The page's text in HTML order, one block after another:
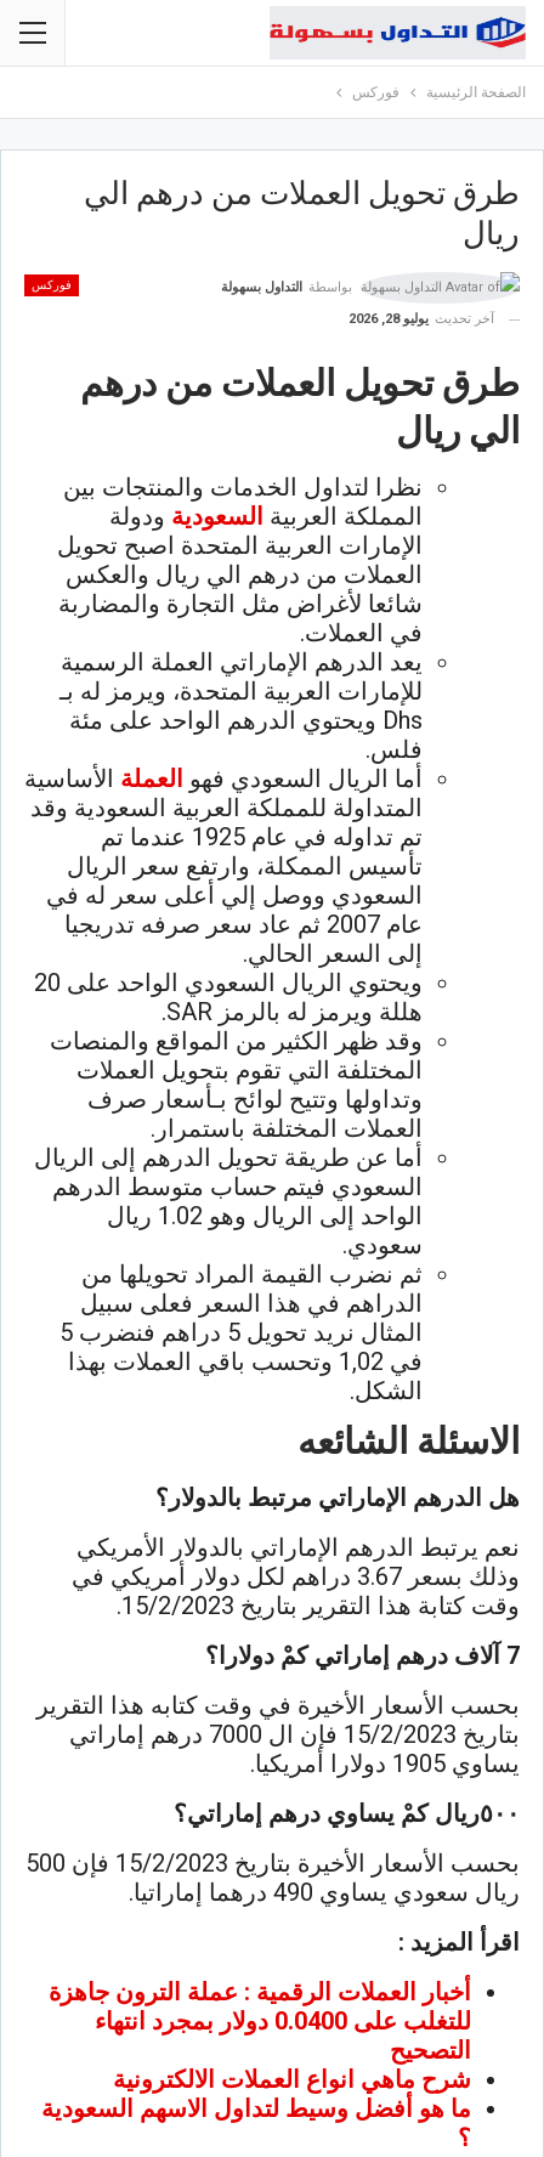
الصفحة الرئيسية فوركس
طرق تحويل العملات من درهم الي
ريال
فوركس بواسطة
التداول بسهولة
آخر تحديث يوليو 28, 2026
طرق تحويل العملات من درهم
الي ريال
نظرا لتداول الخدمات والمنتجات بين
المملكة العربية السعودية ودولة
الإمارات العربية المتحدة اصبح تحويل
العملات من درهم الي ريال والعكس
شائعا لأغراض مثل التجارة والمضاربة
في العملات.
يعد الدرهم الإماراتي العملة الرسمية
للإمارات العربية المتحدة، ويرمز له بـ
Dhs ويحتوي الدرهم الواحد على مئة
فلس.
أما الريال السعودي فهو العملة الأساسية
المتداولة للمملكة العربية السعودية وقد
تم تداوله في عام 1925 عندما تم
تأسيس الممكلة، وارتفع سعر الريال
السعودي ووصل إلي أعلى سعر له في
عام 2007 ثم عاد سعر صرفه تدريجيا
إلى السعر الحالي.
ويحتوي الريال السعودي الواحد على 20
هللة ويرمز له بالرمز SAR.
وقد ظهر الكثير من المواقع والمنصات
المختلفة التي تقوم بتحويل العملات
وتداولها وتتيح لوائح بـأسعار صرف
العملات المختلفة باستمرار.
أما عن طريقة تحويل الدرهم إلى الريال
السعودي فيتم حساب متوسط الدرهم
الواحد إلى الريال وهو 1.02 ريال
سعودي.
ثم نضرب القيمة المراد تحويلها من
الدراهم في هذا السعر فعلى سبيل
المثال نريد تحويل 5 دراهم فنضرب 5
في 1,02 وتحسب باقي العملات بهذا
الشكل.
الاسئلة الشائعه
هل الدرهم الإماراتي مرتبط بالدولار؟
نعم يرتبط الدرهم الإماراتي بالدولار الأمريكي
وذلك بسعر 3.67 دراهم لكل دولار أمريكي في
وقت كتابة هذا التقرير بتاريخ 15/2/2023.
7 آلاف درهم إماراتي كمْ دولارا؟
بحسب الأسعار الأخيرة في وقت كتابه هذا التقرير
بتاريخ 15/2/2023 فإن ال 7000 درهم إماراتي
يساوي 1905 دولارا أمريكيا.
٥٠٠ريال كمْ يساوي درهم إماراتي؟
بحسب الأسعار الأخيرة بتاريخ 15/2/2023 فإن 500
ريال سعودي يساوي 490 درهما إماراتيا.
اقرأ المزيد :
أخبار العملات الرقمية : عملة الترون جاهزة
للتغلب على 0.0400 دولار بمجرد انتهاء
التصحيح
شرح ماهي انواع العملات الالكترونية
ما هو أفضل وسيط لتداول الاسهم السعودية
؟